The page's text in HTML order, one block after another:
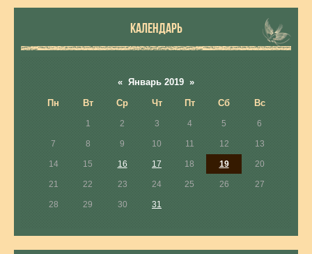
КАЛЕНДАРЬ
« Январь 2019 »
Пн
Вт Ср Чт Пт Сб Вс
1 2 3 4 5 6
7 8 9 10 11 12 13
14 15 16 17 18 19 20
21 22 23 24 25 26 27
28 29 30 31